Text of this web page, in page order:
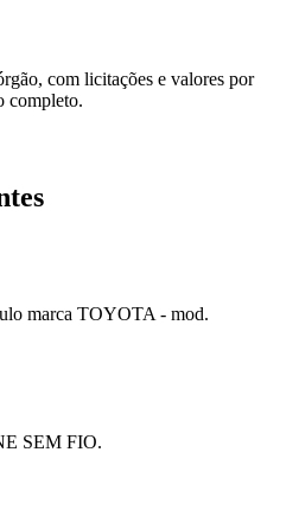
com licitações e valores por
completo.
marca TOYOTA - mod.
SEM FIO.